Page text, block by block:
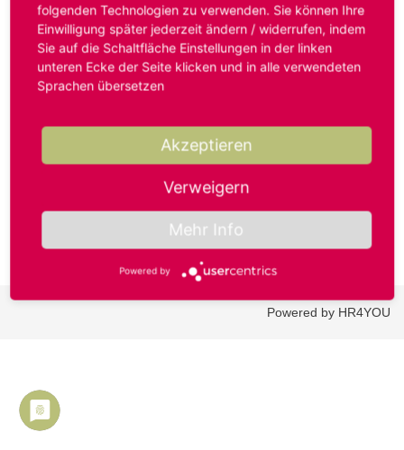
Anmelden
Benutzername oder E-Mail-Adresse*
Passwort*
Powered by HR4YOU
folgenden Technologien zu verwenden. Sie können Ihre
Einwilligung später jederzeit ändern / widerrufen, indem
Sie auf die Schaltfläche Einstellungen in der linken
unteren Ecke der Seite klicken und in alle verwendeten
Sprachen übersetzen
Akzeptieren
Verweigern
Mehr Info
Powered by